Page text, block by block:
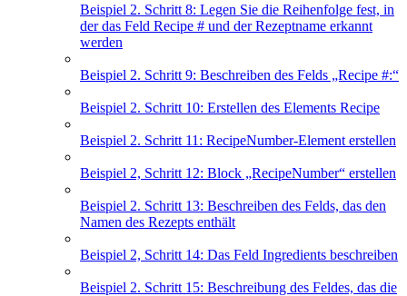
Beispiel 2. Schritt 8: Legen Sie die Reihenfolge fest, in
der das Feld Recipe # und der Rezeptname erkannt
werden
Beispiel 2. Schritt 9: Beschreiben des Felds „Recipe #:“
Beispiel 2. Schritt 10: Erstellen des Elements Recipe
Beispiel 2. Schritt 11: RecipeNumber-Element erstellen
Beispiel 2, Schritt 12: Block „RecipeNumber“ erstellen
Beispiel 2. Schritt 13: Beschreiben des Felds, das den
Namen des Rezepts enthält
Beispiel 2, Schritt 14: Das Feld Ingredients beschreiben
Beispiel 2. Schritt 15: Beschreibung des Feldes, das die